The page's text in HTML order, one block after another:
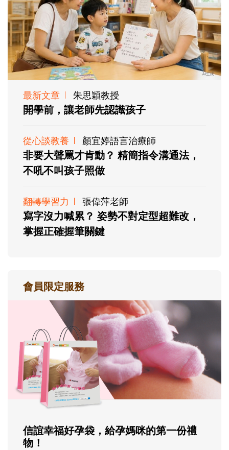
最新文章 朱思穎教授
開學前，讓老師先認識孩子
從心談教養 顏宜婷語言治療師
非要大聲罵才肯動？ 精簡指令溝通法，
不吼不叫孩子照做
翻轉學習力 張偉萍老師
寫字沒力喊累？ 姿勢不對定型超難改，
掌握正確握筆關鍵
會員限定服務
信誼幸福好孕袋，給孕媽咪的第一份禮
物！